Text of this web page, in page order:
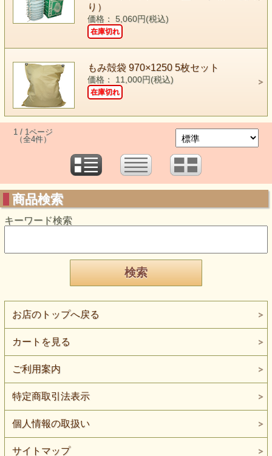
り）
価格： 5,060円(税込)
在庫切れ
もみ殻袋 970×1250 5枚セット
価格： 11,000円(税込)
在庫切れ
1 / 1ページ
（全4件）
商品検索
キーワード検索
お店のトップへ戻る
カートを見る
ご利用案内
特定商取引法表示
個人情報の取扱い
サイトマップ